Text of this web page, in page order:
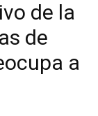
de la
de
a